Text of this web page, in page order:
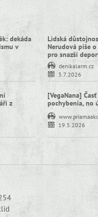
dekáda
v
Lidská
Nerudová píše
pro snazší
denikalarm.cz
3.7.2026
z
[VegaNana]
pochybenia, no
19.5.2026